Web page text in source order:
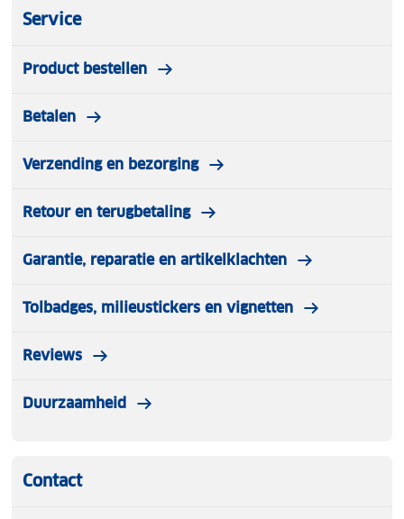
onderhandelen, accommodatie, routebeschrijving,
uitgaan, romantiek, cultuur, activiteiten, weer);
apotheek, tandarts, symptomen, aandoeningen) en
ingrediënten).
Service
Product bestellen
Betalen
Verzending en bezorging
Retour en terugbetaling
Garantie, reparatie en artikelklachten
Tolbadges, milieustickers en vignetten
Reviews
Duurzaamheid
Contact